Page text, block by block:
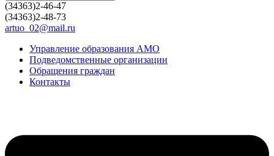
(34363)2-46-47
(34363)2-48-73
artuo_02@mail.ru
Управление образования АМО
Подведомственные организации
Обращения граждан
Контакты